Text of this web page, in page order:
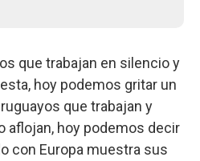
que trabajan en silencio y
hoy podemos gritar un
que trabajan y
aflojan, hoy podemos decir
con Europa muestra sus